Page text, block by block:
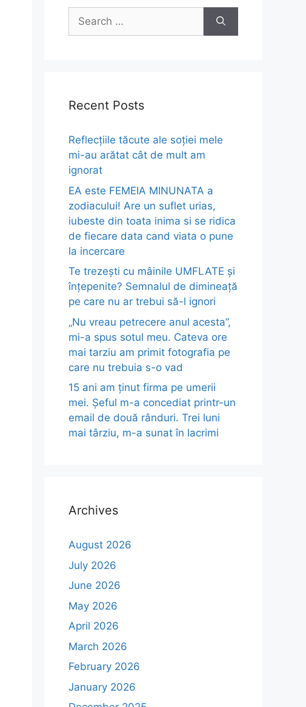
Search
for:
Recent Posts
Reflecțiile tăcute ale soției mele
mi-au arătat cât de mult am
ignorat
EA este FEMEIA MINUNATA a
zodiacului! Are un suflet urias,
iubeste din toata inima si se ridica
de fiecare data cand viata o pune
la incercare
Te trezești cu mâinile UMFLATE și
înțepenite? Semnalul de dimineață
pe care nu ar trebui să-l ignori
„Nu vreau petrecere anul acesta”,
mi-a spus sotul meu. Cateva ore
mai tarziu am primit fotografia pe
care nu trebuia s-o vad
15 ani am ținut firma pe umerii
mei. Șeful m-a concediat printr-un
email de două rânduri. Trei luni
mai târziu, m-a sunat în lacrimi
Archives
August 2026
July 2026
June 2026
May 2026
April 2026
March 2026
February 2026
January 2026